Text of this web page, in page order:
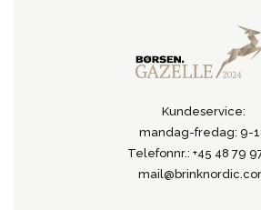
Kundeservice:
mandag-fredag: 9-
Telefonnr.: +45 48 79